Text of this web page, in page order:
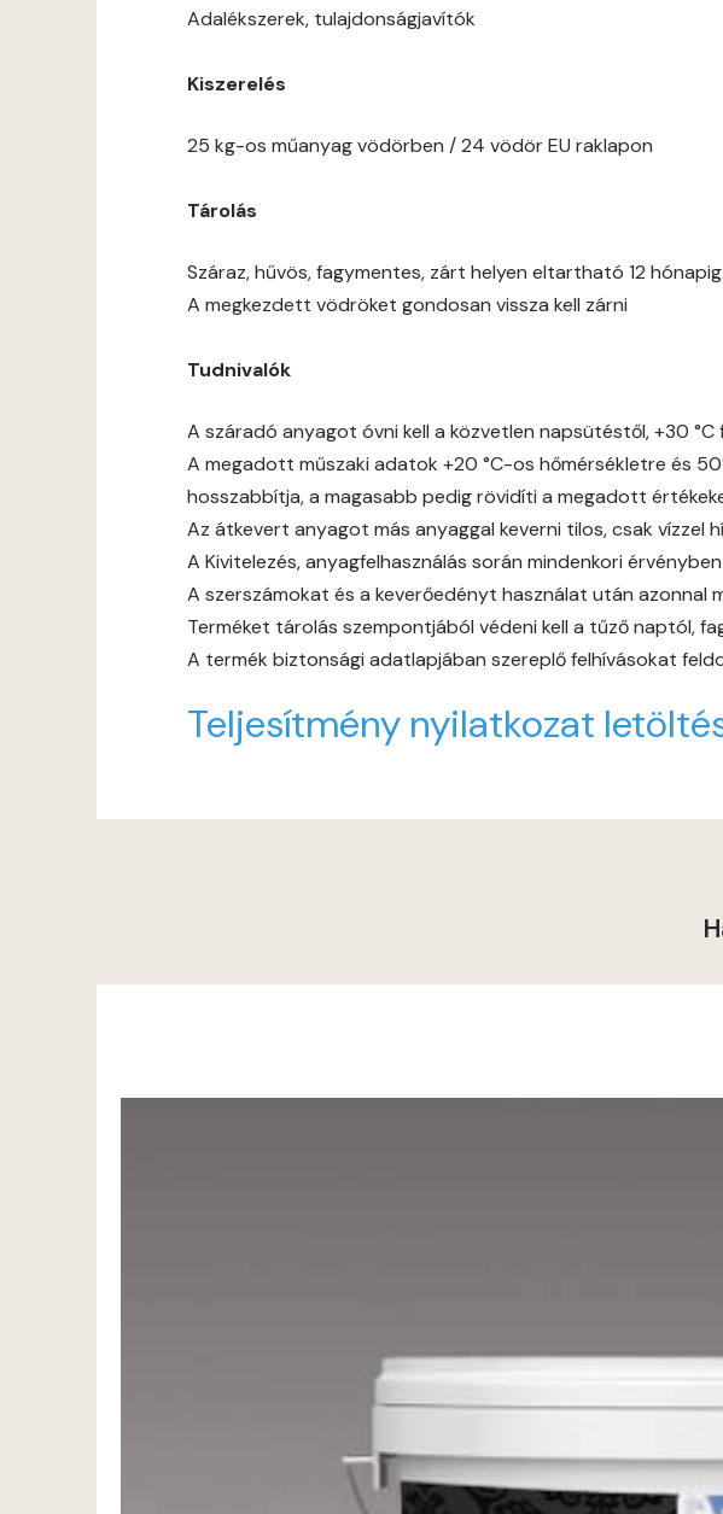
Adalékszerek, tulajdonságjavítók
Kiszerelés
25 kg-os műanyag vödörben / 24 vödör EU raklapon
Tárolás
Száraz, hűvös, fagymentes, zárt helyen eltartható 12 hónapig.
A megkezdett vödröket gondosan vissza kell zárni
Tudnivalók
A száradó anyagot óvni kell a közvetlen napsütéstől, +30
A megadott műszaki adatok +20 °C-os hőmérsékletre és
hosszabbítja, a magasabb pedig rövidíti a megadott
Az átkevert anyagot más anyaggal keverni tilos, csak vízzel
A Kivitelezés, anyagfelhasználás során mindenkori
A szerszámokat és a keverőedényt használat után azonnal
Terméket tárolás szempontjából védeni kell a tűző naptól,
A termék biztonsági adatlapjában szereplő felhívásokat
Teljesítmény nyilatkozat